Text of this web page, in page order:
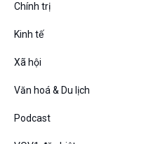
Các chương trình đặc biệt
Chính trị
Kinh tế
Xã hội
Văn hoá & Du lịch
Podcast